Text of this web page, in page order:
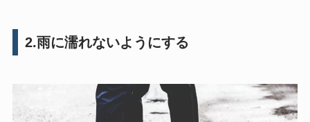
2.雨に濡れないようにする